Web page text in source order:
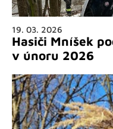
19. 03. 2026
Hasiči Mníšek
v únoru 2026